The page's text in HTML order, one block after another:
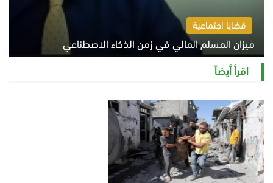
قضايا اجتماعية
ميزان المسلم المالي في زمن الذكاء الاصطناعي
السبت 8 أغسطس 2026 11:21 ص
اقرأ أيضاً